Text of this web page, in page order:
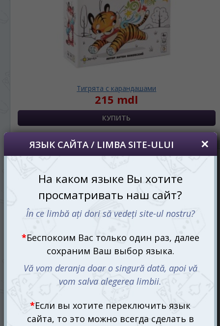
Тигрята с карандашами
215 mdl
410 mdl